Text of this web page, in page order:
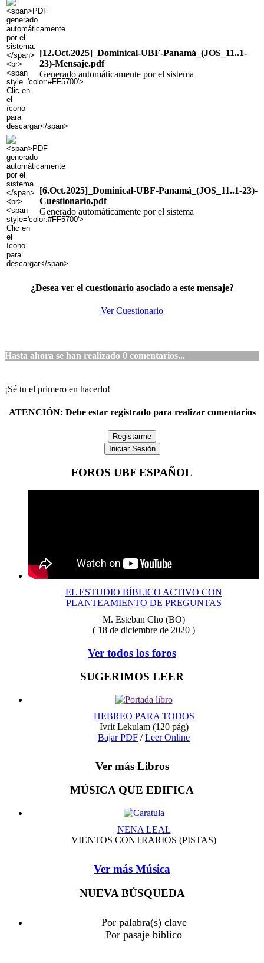
[12.Oct.2025]_Dominical-UBF-Panamá_(JOS_11..1-
23)-Mensaje.pdf
Generado automáticamente por el sistema
[6.Oct.2025]_Dominical-UBF-Panamá_(JOS_11..1-23)-
Cuestionario.pdf
Generado automáticamente por el sistema
¿Desea ver el cuestionario asociado a este mensaje?
Ver Cuestionario
Hasta ahora se han realizado 0 comentarios...
¡Sé tu el primero en hacerlo!
ATENCIÓN: Debe estar registrado para realizar comentarios
Registarme
Iniciar Sesión
FOROS UBF ESPAÑOL
EL ESTUDIO BÍBLICO ACTIVO CON
PLANTEAMIENTO DE PREGUNTAS
M. Esteban Cho (BO)
( 18 de diciembre de 2020 )
Ver todos los foros
SUGERIMOS LEER
HEBREO PARA TODOS
Ivrit Lekulam (120 pág)
Bajar PDF /Leer Online
Ver más Libros
MÚSICA QUE EDIFICA
NENA LEAL
VIENTOS CONTRARIOS (PISTAS)
Ver más Música
NUEVA BÚSQUEDA
Por palabra(s) clave
Por pasaje bíblico